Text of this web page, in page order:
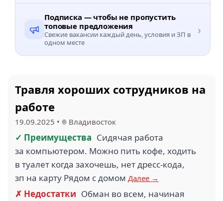
Подписка — чтобы не пропустить
топовые предложения
Свежие вакансии каждый день, условия и ЗП в
одном месте
›
Травля хороших сотрудников на
работе
19.09.2025 • Владивосток
✓ Преимущества Сидячая работа
за компьютером. Можно пить кофе, ходить
в туалет когда захочешь, нет дресс-кода,
зп на карту Рядом с домом Далее →
✗ Недостатки Обман во всем, начиная